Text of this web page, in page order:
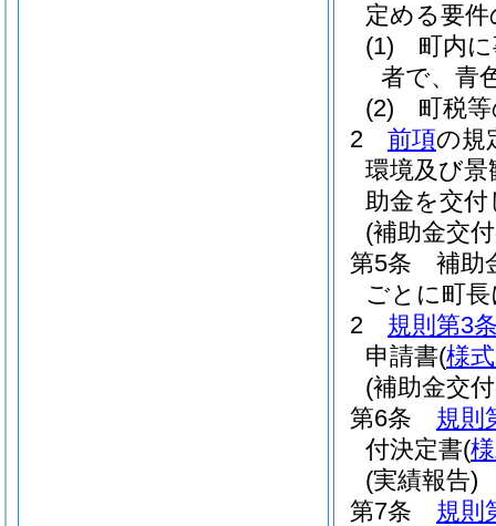
定める要
(1)
町内
者で、青
(2)
町税
2
前項の規
環境及び
助金を交
(補助金交
第5条
補助
ごとに町
2
規則第3
申請書(様
(補助金交
第6条
規則
付決定書(
(実績報告)
第7条
規則